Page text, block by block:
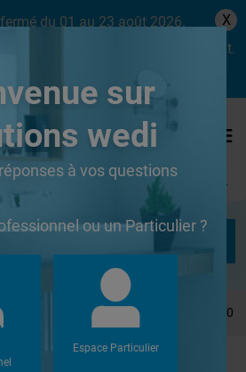
du 01 au 23 août 2026.
vous retrouver dès le lundi 24 août.
X
Se connecter
de panneaux à carreler Colle 610
sur
wedi
à vos questions
ou un Particulier ?
Espace Particulier